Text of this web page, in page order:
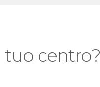
tuo centro?